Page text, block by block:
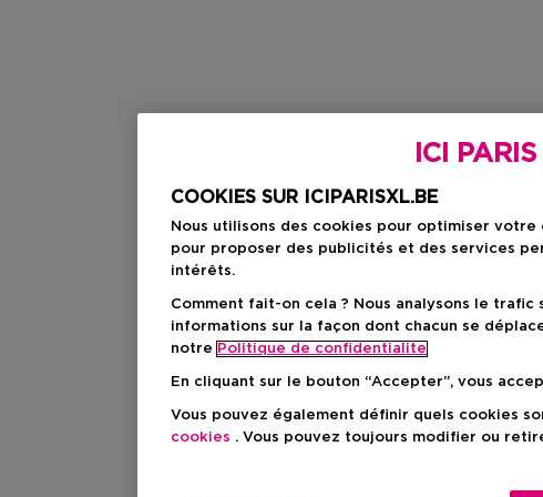
ICI
COOKIES SUR ICIPARISXL.BE
Nous utilisons des cookies pour optimiser
pour proposer des publicités et des services
intérêts.
Comment fait-on cela ? Nous analysons le
informations sur la façon dont chacun se
notre Politique de confidentialite
En cliquant sur le bouton “Accepter”, vous
Vous pouvez également définir quels cookies
cookies . Vous pouvez toujours modifier ou